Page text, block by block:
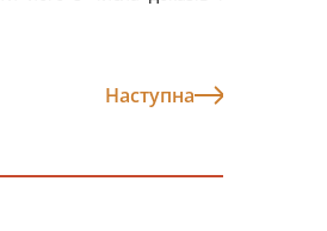
Наступна